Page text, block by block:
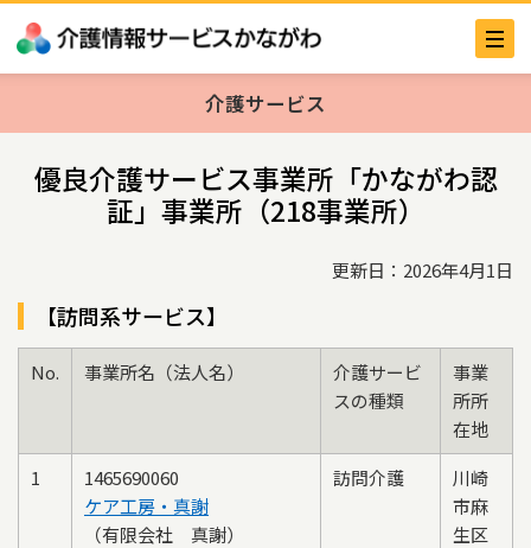
介護サービス
優良介護サービス事業所「かながわ認
証」事業所（218事業所）
更新日：2026年4月1日
【訪問系サービス】
No. 事業所名（法人名）
介護サービ
スの種類
事業
所所
在地
1
1465690060
ケア工房・真謝
（有限会社 真謝）
訪問介護
川崎
市麻
生区